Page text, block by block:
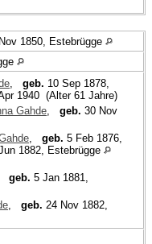
1850, Estebrügge
geb. 10 Sep 1878,
1940 (Alter 61 Jahre)
Gahde geb. 30 Nov
geb. 5 Feb 1876,
1882, Estebrügge
geb. 5 Jan 1881,
geb. 24 Nov 1882,